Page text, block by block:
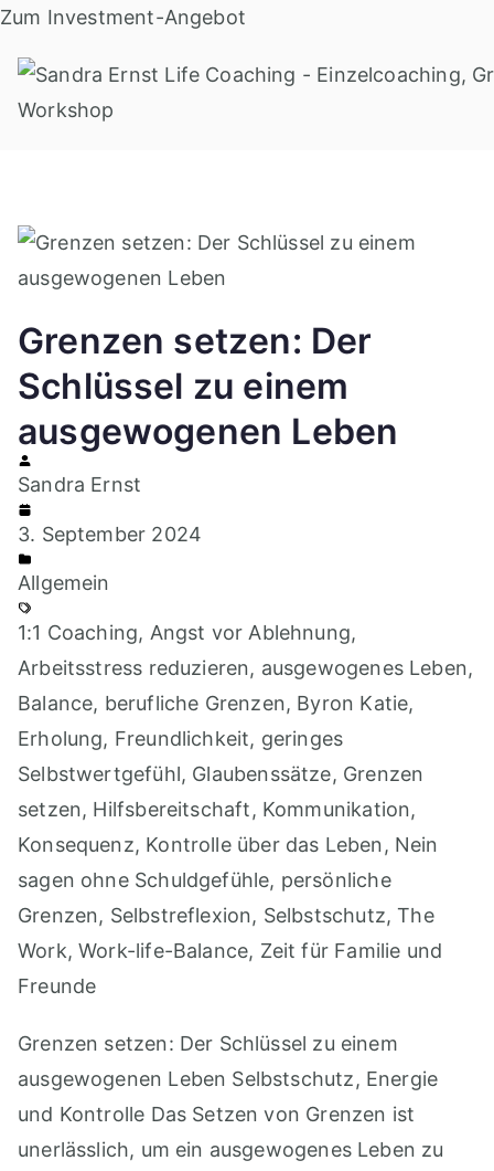
Zum
springen
Zum Investment-Angebot
Grenzen setzen: Der
Schlüssel zu einem
ausgewogenen Leben
Sandra Ernst
3. September 2024
Allgemein
1:1 Coaching, Angst vor Ablehnung,
Arbeitsstress reduzieren, ausgewogenes Leben,
Balance, berufliche Grenzen, Byron Katie,
Erholung, Freundlichkeit, geringes
Selbstwertgefühl, Glaubenssätze, Grenzen
setzen, Hilfsbereitschaft, Kommunikation,
Konsequenz, Kontrolle über das Leben, Nein
sagen ohne Schuldgefühle, persönliche
Grenzen, Selbstreflexion, Selbstschutz,The
Work,Work-life-Balance, Zeit für Familie und
Freunde
Grenzen setzen: Der Schlüssel zu einem
ausgewogenen Leben Selbstschutz, Energie
und Kontrolle Das Setzen von Grenzen ist
unerlässlich, um ein ausgewogenes Leben zu